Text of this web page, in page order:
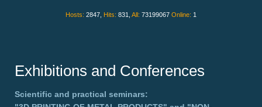
Hosts: 2847, Hits: 831, All: 73199067 Online: 1
Exhibitions and Conferences
Scientific and practical seminars: